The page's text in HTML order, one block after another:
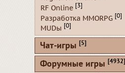
RF Online [3]
Разработка MMORPG [0]
MUDы [0]
Чат-игры [5]
Форумные игры [4932]